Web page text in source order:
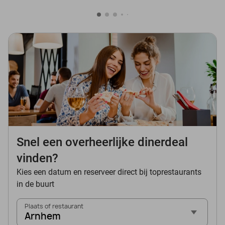
Snel een overheerlijke dinerdeal
vinden?
Kies een datum en reserveer direct bij toprestaurants
in de buurt
Plaats of restaurant
Arnhem